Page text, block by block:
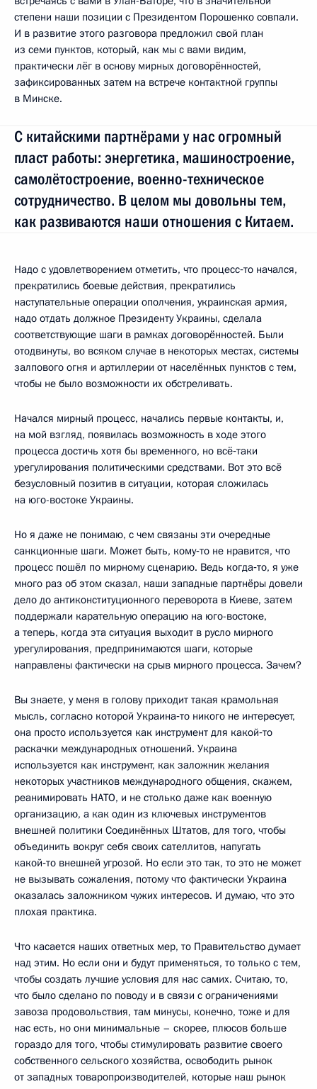
степени наши позиции с Президентом Порошенко совпали.
И в развитие этого разговора предложил свой план
из семи пунктов, который, как мы с вами видим,
практически лёг в основу мирных договорённостей,
зафиксированных затем на встрече контактной группы
в Минске.
С китайскими партнёрами у нас огромный
пласт работы: энергетика, машиностроение,
самолётостроение, военно-техническое
сотрудничество. В целом мы довольны тем,
как развиваются наши отношения с Китаем.
Надо с удовлетворением отметить, что процесс‑то начался,
прекратились боевые действия, прекратились
наступательные операции ополчения, украинская армия,
надо отдать должное Президенту Украины, сделала
соответствующие шаги в рамках договорённостей. Были
отодвинуты, во всяком случае в некоторых местах, системы
залпового огня и артиллерии от населённых пунктов с тем,
чтобы не было возможности их обстреливать.
Начался мирный процесс, начались первые контакты, и,
на мой взгляд, появилась возможность в ходе этого
процесса достичь хотя бы временного, но всё‑таки
урегулирования политическими средствами. Вот это всё
безусловный позитив в ситуации, которая сложилась
на юго-востоке Украины.
Но я даже не понимаю, с чем связаны эти очередные
санкционные шаги. Может быть, кому‑то не нравится, что
процесс пошёл по мирному сценарию. Ведь когда‑то, я уже
много раз об этом сказал, наши западные партнёры довели
дело до антиконституционного переворота в Киеве, затем
поддержали карательную операцию на юго-востоке,
а теперь, когда эта ситуация выходит в русло мирного
урегулирования, предпринимаются шаги, которые
направлены фактически на срыв мирного процесса. Зачем?
Вы знаете, у меня в голову приходит такая крамольная
мысль, согласно которой Украина‑то никого не интересует,
она просто используется как инструмент для какой‑то
раскачки международных отношений. Украина
используется как инструмент, как заложник желания
некоторых участников международного общения, скажем,
реанимировать НАТО, и не столько даже как военную
организацию, а как один из ключевых инструментов
внешней политики Соединённых Штатов, для того, чтобы
объединить вокруг себя своих сателлитов, напугать
какой‑то внешней угрозой. Но если это так, то это не может
не вызывать сожаления, потому что фактически Украина
оказалась заложником чужих интересов. И думаю, что это
плохая практика.
Что касается наших ответных мер, то Правительство думает
над этим. Но если они и будут применяться, то только с тем,
чтобы создать лучшие условия для нас самих. Считаю, то,
что было сделано по поводу и в связи с ограничениями
завоза продовольствия, там минусы, конечно, тоже и для
нас есть, но они минимальные – скорее, плюсов больше
гораздо для того, чтобы стимулировать развитие своего
собственного сельского хозяйства, освободить рынок
от западных товаропроизводителей, которые наш рынок